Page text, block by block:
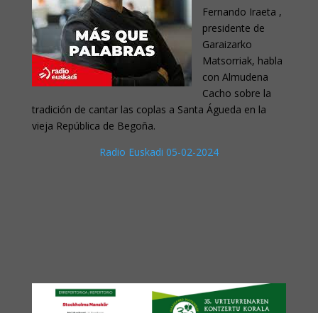
Fernando Iraeta ,
presidente de
Garaizarko
Matsorriak, habla
con Almudena
Cacho sobre la
tradición de cantar las coplas a Santa Águeda en la
vieja República de Begoña.
Radio Euskadi 05-02-2024